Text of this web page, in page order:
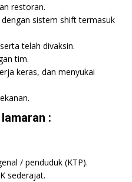
restoran.
sistem shift termasuk
telah divaksin.
tim.
keras, dan menyukai
:
/ penduduk (KTP).
sederajat.